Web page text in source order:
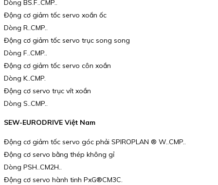
Dòng BS.F..CMP..
Động cơ giảm tốc servo xoắn ốc
Dòng R..CMP..
Động cơ giảm tốc servo trục song song
Dòng F..CMP..
Động cơ giảm tốc servo côn xoắn
Dòng K..CMP.
Động cơ servo trục vít xoắn
Dòng S..CMP..
SEW-EURODRIVE Việt Nam
Động cơ giảm tốc servo góc phải SPIROPLAN ® W..CMP..
Động cơ servo bằng thép không gỉ
Dòng PSH..CM2H..
Động cơ servo hành tinh PxG®CM3C.